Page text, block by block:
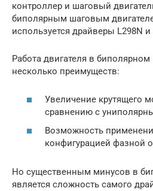
контроллер и шаговый
биполярным шаговым
используется драйверы L298N и
Работа двигателя в
несколько преимуществ:
Увеличение крутящего
сравнению с
Возможность
конфигурацией фазной
Но существенным минусов в
является сложность самого